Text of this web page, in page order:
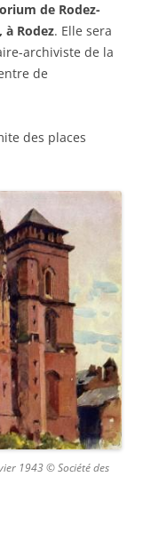
de Rodez-
Rodez. Elle sera
archiviste de la
de
des places
1943 © Société des